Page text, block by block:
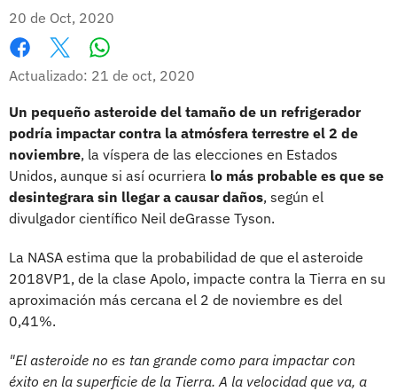
20 de Oct, 2020
Facebook
X
Actualizado: 21 de oct, 2020
Un pequeño asteroide del tamaño de un refrigerador
podría impactar contra la atmósfera terrestre el 2 de
noviembre, la víspera de las elecciones en Estados
Unidos, aunque si así ocurriera lo más probable es que se
desintegrara sin llegar a causar daños, según el
divulgador científico Neil deGrasse Tyson.
La NASA estima que la probabilidad de que el asteroide
2018VP1, de la clase Apolo, impacte contra la Tierra en su
aproximación más cercana el 2 de noviembre es del
0,41%.
"El asteroide no es tan grande como para impactar con
éxito en la superficie de la Tierra. A la velocidad que va, a